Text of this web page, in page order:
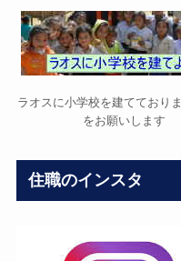
ラオスに小学校を建てており
をお願いします
住職のインスタ